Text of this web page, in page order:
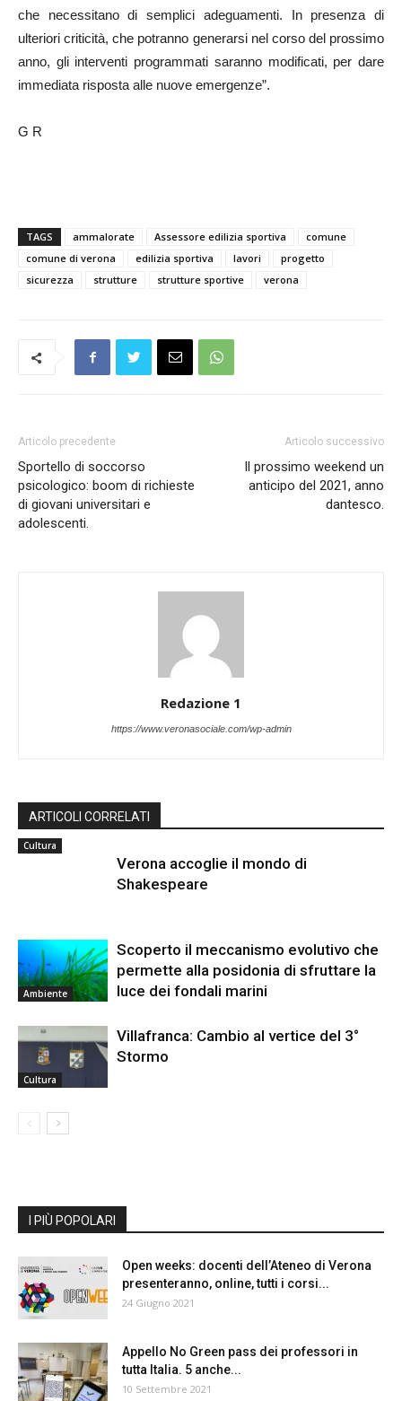
che necessitano di semplici adeguamenti. In presenza di
ulteriori criticità, che potranno generarsi nel corso del prossimo
anno, gli interventi programmati saranno modificati, per dare
immediata risposta alle nuove emergenze”.
G R
TAGS ammalorate Assessore edilizia sportiva
comune
comune di verona
edilizia sportiva lavori
progetto
sicurezza
strutture strutture sportive verona
Articolo precedente
Sportello di soccorso
psicologico: boom di richieste
di giovani universitari e
adolescenti.
Articolo successivo
Il prossimo weekend un
anticipo del 2021, anno
dantesco.
Redazione 1
https://www.veronasociale.com/wp-admin
ARTICOLI CORRELATI
Cultura
Verona accoglie il mondo di
Shakespeare
Ambiente
Scoperto il meccanismo evolutivo che
permette alla posidonia di sfruttare la
luce dei fondali marini
Cultura
Villafranca: Cambio al vertice del 3°
Stormo
I PIÙ POPOLARI
Open weeks: docenti dell’Ateneo di Verona
presenteranno, online, tutti i corsi...
24 Giugno 2021
Appello No Green pass dei professori in
tutta Italia. 5 anche...
10 Settembre 2021